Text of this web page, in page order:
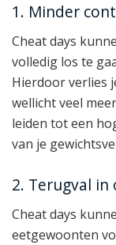
1. Minder
Cheat days
volledig los te
Hierdoor verlies
wellicht veel
leiden tot een
van je
2. Terugval
Cheat days
eetgewoonten